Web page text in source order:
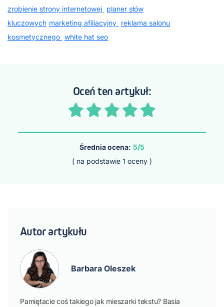
zrobienie strony internetowej planer słów
kluczowych marketing afiliacyjny reklama salonu
kosmetycznego white hat seo
Oceń ten artykuł:
Średnia ocena: 5/5
( na podstawie 1 oceny )
Autor artykułu
Barbara Oleszek
Pamiętacie coś takiego jak mieszarki tekstu? Basia